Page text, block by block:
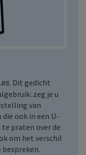
. Dit gedicht
zeg je u
van
ook in een U-
praten over de
om het verschil
bespreken.